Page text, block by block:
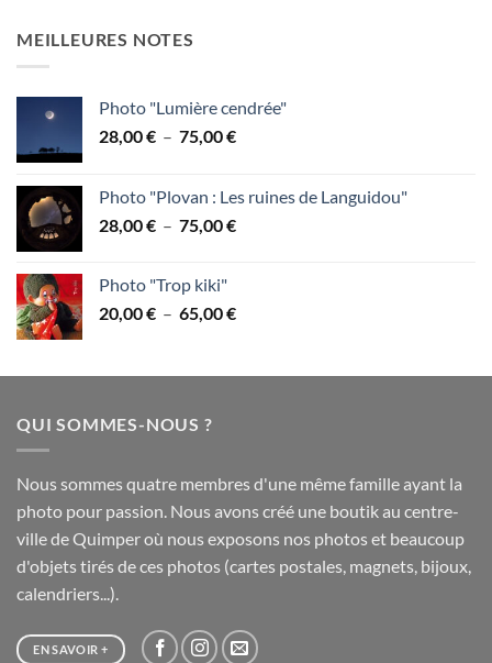
MEILLEURES NOTES
Photo "Lumière cendrée"
28,00€ – 75,00€Plage
28,00 €
à
Photo "Plovan : Les ruines de Languidou"
28,00€ – 75,00€Plage
à
Photo "Trop kiki"
20,00€ – 65,00€Plage
20,00 €
QUI SOMMES-NOUS ?
Nous sommes quatre membres d'une même famille ayant la
photo pour passion. Nous avons créé une boutik au centre-
ville de Quimper où nous exposons nos photos et beaucoup
d'objets tirés de ces photos (cartes postales, magnets, bijoux,
calendriers...).
EN SAVOIR +